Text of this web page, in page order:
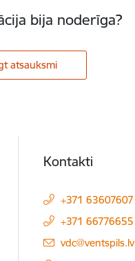
bija noderīga?
atsauksmi
Kontakti
+371 63607607
+371 66776655
E-pasts:
vdc@ventspils.lv